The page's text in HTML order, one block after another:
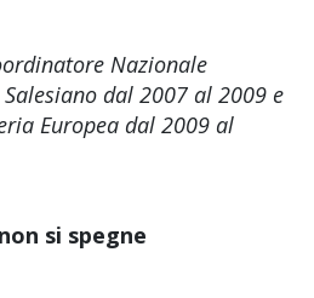
Nazionale
dal 2007 al 2009 e
Europea dal 2009 al
si spegne